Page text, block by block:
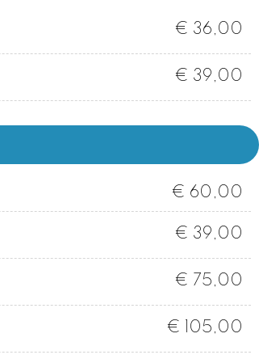
€ 36,00
€ 39,00
€ 60,00
€ 39,00
€ 75,00
€ 105,00